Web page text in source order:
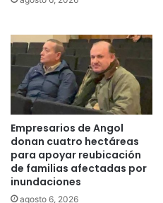
d
a
a
v
e
d
a
h
i
s
n
u
n
Empresarios de Angol
donan cuatro hectáreas
para apoyar reubicación
de familias afectadas por
inundaciones
agosto 6, 2026